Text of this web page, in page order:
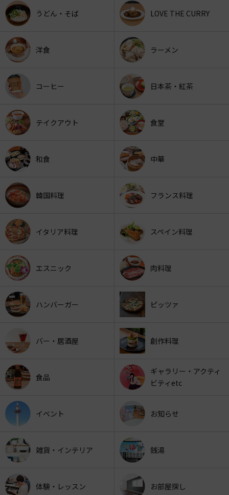
うどん・そば LOVE THE CURRY
洋食 ラーメン
コーヒー 日本茶・紅茶
テイクアウト 食堂
和食 中華
韓国料理 フランス料理
イタリア料理 スペイン料理
エスニック 肉料理
ハンバーガー ピッツァ
バー・居酒屋 創作料理
食品
ギャラリー・アクティ
ビティetc
イベント お知らせ
雑貨・インテリア 銭湯
体験・レッスン お部屋探し